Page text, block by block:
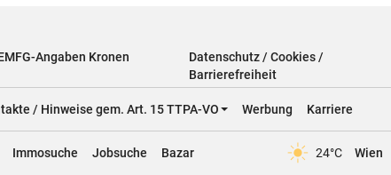
Angaben Kronen
Datenschutz / Cookies /
Barrierefreiheit
/ Hinweise gem. Art. 15 TTPA-VO Werbung Karriere
Immosuche Jobsuche Bazar 24°C Wien